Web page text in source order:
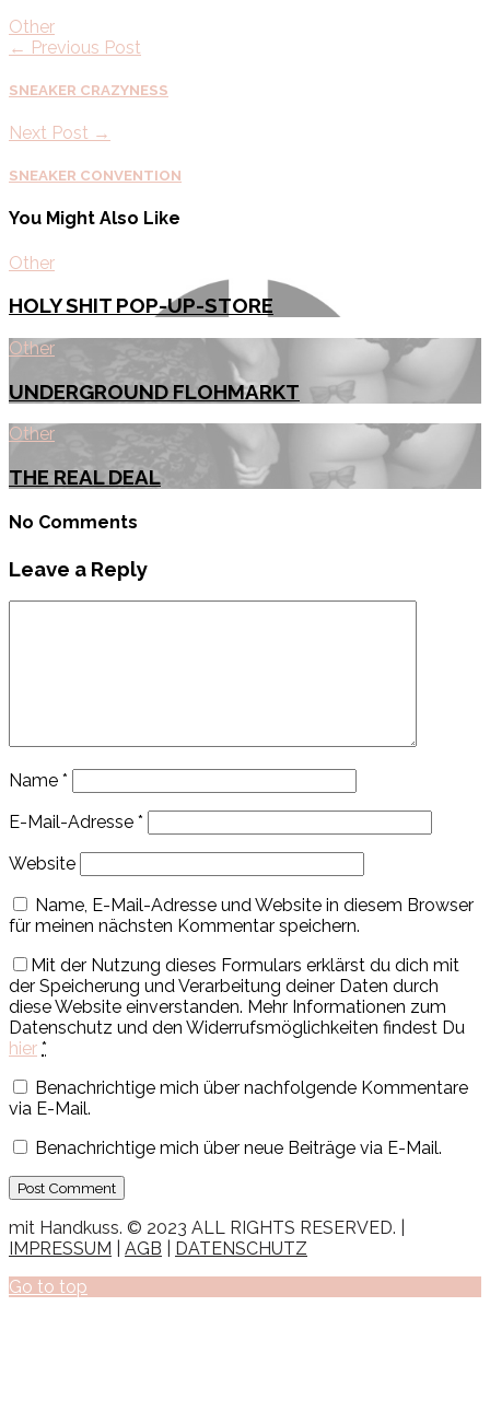
Other
← Previous Post
SNEAKER CRAZYNESS
Next Post →
SNEAKER CONVENTION
You Might Also Like
Other
HOLY SHIT POP-UP-STORE
Other
UNDERGROUND FLOHMARKT
Other
THE REAL DEAL
No Comments
Leave a Reply
Name *
E-Mail-Adresse *
Website
Name, E-Mail-Adresse und Website in diesem Browser
für meinen nächsten Kommentar speichern.
Mit der Nutzung dieses Formulars erklärst du dich mit
der Speicherung und Verarbeitung deiner Daten durch
diese Website einverstanden. Mehr Informationen zum
Datenschutz und den Widerrufsmöglichkeiten findest Du
hier *
Benachrichtige mich über nachfolgende Kommentare
via E-Mail.
Benachrichtige mich über neue Beiträge via E-Mail.
mit Handkuss. © 2023 ALL RIGHTS RESERVED. |
IMPRESSUM
AGB
DATENSCHUTZ
Go to top